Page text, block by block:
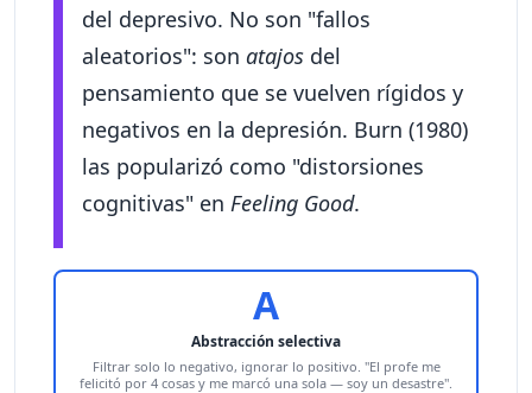
del depresivo. No son "fallos
aleatorios": son atajos del
pensamiento que se vuelven rígidos y
negativos en la depresión. Burn (1980)
las popularizó como "distorsiones
cognitivas" en Feeling Good.
A
Abstracción selectiva
Filtrar solo lo negativo, ignorar lo positivo. "El profe me
felicitó por 4 cosas y me marcó una sola — soy un desastre".